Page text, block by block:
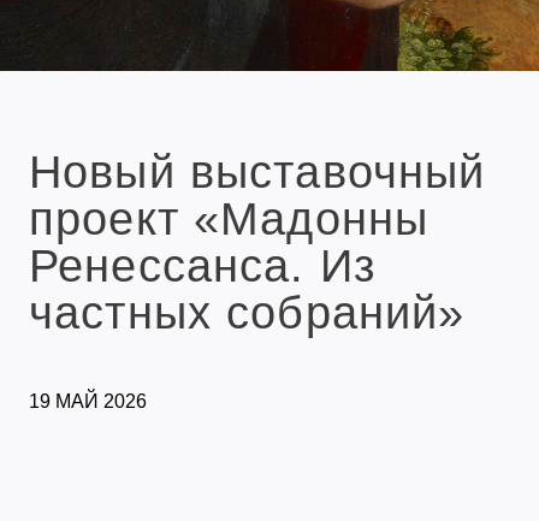
Новый выставочный
проект «Мадонны
Ренессанса. Из
частных собраний»
19 МАЙ 2026